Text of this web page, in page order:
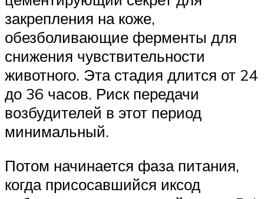
закрепления на коже,
обезболивающие ферменты для
снижения чувствительности
животного. Эта стадия длится от 24
до 36 часов. Риск передачи
возбудителей в этот период
минимальный.
Потом начинается фаза питания,
когда присосавшийся иксод